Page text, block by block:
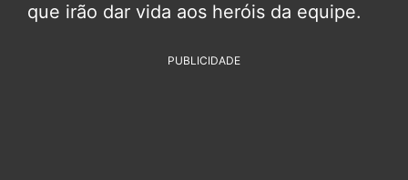
que irão dar vida aos heróis da equipe.
PUBLICIDADE